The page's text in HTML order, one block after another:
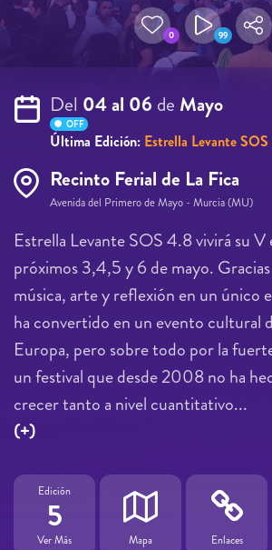
0 99
Del 04 al 06 de Mayo
OFF
Última Edición: Estrella Levante
Recinto Ferial de La Fica
Avenida del Primero de Mayo - Murcia (MU)
Estrella Levante SOS 4.8 vivirá su V
próximos 3,4,5 y 6 de mayo.
música, arte y reflexión en un único
ha convertido en un evento cultural
Europa, pero sobre todo por la
un festival que desde 2008 no ha
crecer tanto a nivel cuantitativo...
(+)
Edición
5
Ver Más Mapa Enlaces